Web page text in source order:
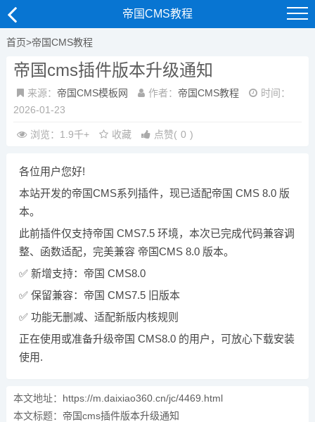
帝国CMS教程
首页>帝国CMS教程
帝国cms插件版本升级通知
来源： 帝国CMS模板网 作者： 帝国CMS教程
时间：
2026-01-23
浏览：1.9千+ 收藏 点赞( 0 )
各位用户您好!
本站开发的帝国CMS系列插件，现已适配帝国 CMS 8.0 版
本。
此前插件仅支持帝国 CMS7.5 环境，本次已完成代码兼容调
整、函数适配，完美兼容 帝国CMS 8.0 版本。
✅ 新增支持：帝国 CMS8.0
✅ 保留兼容：帝国 CMS7.5 旧版本
✅ 功能无删减、适配新版内核规则
正在使用或准备升级帝国 CMS8.0 的用户，可放心下载安装
使用.
本文地址： https://m.daixiao360.cn/jc/4469.html
本文标题： 帝国cms插件版本升级通知